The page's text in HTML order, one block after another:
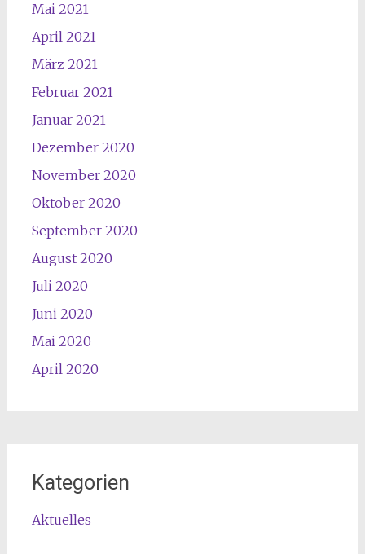
Mai 2021
April 2021
März 2021
Februar 2021
Januar 2021
Dezember 2020
November 2020
Oktober 2020
September 2020
August 2020
Juli 2020
Juni 2020
Mai 2020
April 2020
Kategorien
Aktuelles